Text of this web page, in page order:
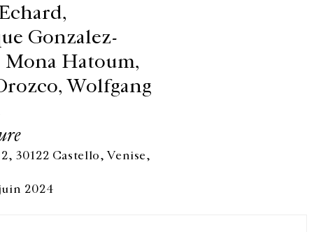
Gonzalez-
Mona Hatoum,
Wolfgang
30122 Castello, Venise,
2024
vous à notre newsletter